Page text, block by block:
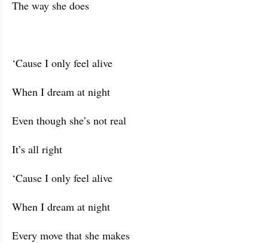
The way she does
‘Cause I only feel alive
When I dream at night
Even though she’s not real
It’s all right
‘Cause I only feel alive
When I dream at night
Every move that she makes